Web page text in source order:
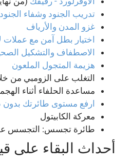
تدريب الجنود وشفاء
غزو المدن والأرياف
اختيار بطل آمن مع عملات
الاصطفاف والتشكيل
هزيمة المتجول الملعون
التغلب على الزومبي من
مساعدة الحلفاء أثناء
ارفع مستوى طائرتك بدون
معركة الكابيتول
طائرة تجسس: التجسس على
أحداث البقاء على